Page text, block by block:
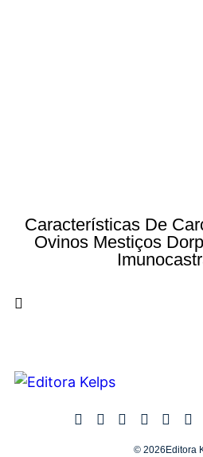
Características De
Ovinos Mestiços
© 2026Editora